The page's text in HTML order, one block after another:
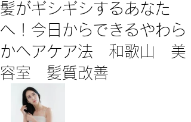
髪がギシギシするあなた
へ！今日からできるやわら
かヘアケア法 和歌山 美
容室 髪質改善